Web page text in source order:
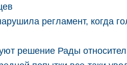
регламент, когда
решение Рады